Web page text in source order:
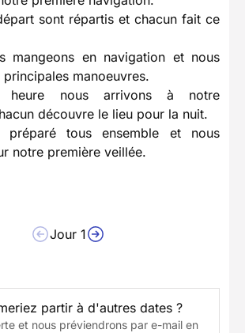
sont répartis et chacun fait ce
mangeons en navigation et nous
manoeuvres.
heure nous arrivons à notre
découvre le lieu pour la nuit.
tous ensemble et nous
notre première veillée.
Jour 1
partir à d'autres dates ?
et nous préviendrons par e-mail en